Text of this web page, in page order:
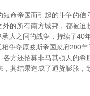
帝国而引起的斗争的信
的所有南方城邦，都被
人之间的战争，持续了40
争夺原波斯帝国政府200
方还招募非马其顿人的
其结果造成了通货膨胀